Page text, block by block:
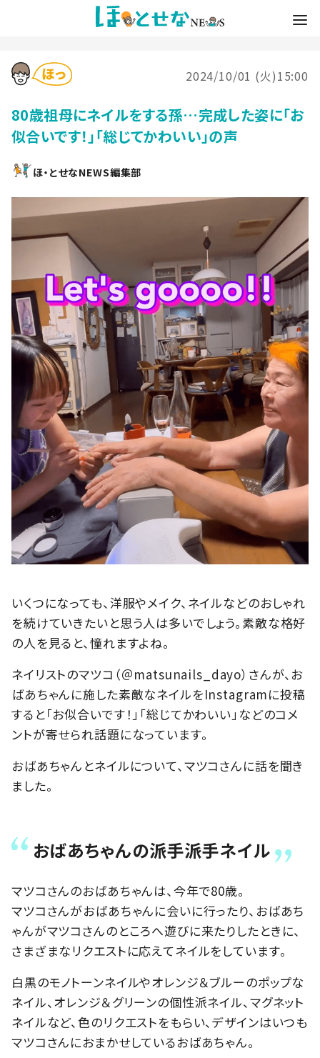
2024/10/01 (火)15:00
80歳祖母にネイルをする孫…完成した姿に「お
似合いです！」「総じてかわいい」の声
ほ・とせなNEWS編集部
いくつになっても、洋服やメイク、ネイルなどのおしゃれ
を続けていきたいと思う人は多いでしょう。素敵な格好
の人を見ると、憧れますよね。
ネイリストのマツコ（＠matsunails_dayo）さんが、お
ばあちゃんに施した素敵なネイルをInstagramに投稿
すると「お似合いです！」「総じてかわいい」などのコメ
ントが寄せられ話題になっています。
おばあちゃんとネイルについて、マツコさんに話を聞き
ました。
おばあちゃんの派手派手ネイル
マツコさんのおばあちゃんは、今年で80歳。
マツコさんがおばあちゃんに会いに行ったり、おばあち
ゃんがマツコさんのところへ遊びに来たりしたときに、
さまざまなリクエストに応えてネイルをしています。
白黒のモノトーンネイルやオレンジ＆ブルーのポップな
ネイル、オレンジ＆グリーンの個性派ネイル、マグネット
ネイルなど、色のリクエストをもらい、デザインはいつも
マツコさんにおまかせしているおばあちゃん。